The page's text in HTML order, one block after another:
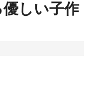
しい子作